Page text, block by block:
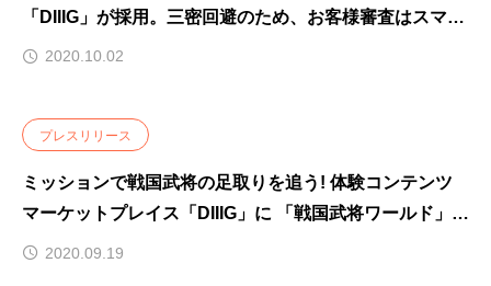
「DIIIG」が採用。三密回避のため、お客様審査はスマホ
を使った投票に
2020.10.02
プレスリリース
ミッションで戦国武将の足取りを追う! 体験コンテンツ
マーケットプレイス「DIIIG」に 「戦国武将ワールド」が
誕生～第一弾は「明智光秀」～
2020.09.19